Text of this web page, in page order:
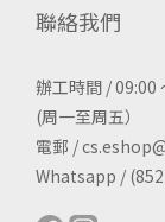
聯絡我們
辦工時間 / 09:00
(周一至周五）
電郵 /
Whatsapp /